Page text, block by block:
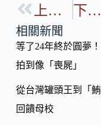
bp
上一篇 下一篇
相關新聞
等了24年終於圓夢
拍到像「喪屍」
從台灣罐頭王到「
回饋母校